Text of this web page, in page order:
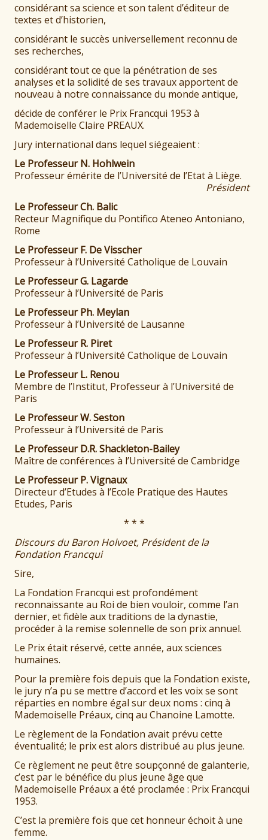
considérant sa science et son talent d’éditeur de
textes et d’historien,
considérant le succès universellement reconnu de
ses recherches,
considérant tout ce que la pénétration de ses
analyses et la solidité de ses travaux apportent de
nouveau à notre connaissance du monde antique,
décide de conférer le Prix Francqui 1953 à
Mademoiselle Claire PREAUX.
Jury international dans lequel siégeaient :
Le Professeur N. Hohlwein
Professeur émérite de l’Université de l’Etat à Liège.
Président
Le Professeur Ch. Balic
Recteur Magnifique du Pontifico Ateneo Antoniano,
Rome
Le Professeur F. De Visscher
Professeur à l’Université Catholique de Louvain
Le Professeur G. Lagarde
Professeur à l’Université de Paris
Le Professeur Ph. Meylan
Professeur à l’Université de Lausanne
Le Professeur R. Piret
Professeur à l’Université Catholique de Louvain
Le Professeur L. Renou
Membre de l’Institut, Professeur à l’Université de
Paris
Le Professeur W. Seston
Professeur à l’Université de Paris
Le Professeur D.R. Shackleton-Bailey
Maître de conférences à l’Université de Cambridge
Le Professeur P. Vignaux
Directeur d’Etudes à l’Ecole Pratique des Hautes
Etudes, Paris
* * *
Discoursdu Baron Holvoet, Président de la
Fondation Francqui
Sire,
La Fondation Francqui est profondément
reconnaissante au Roi de bien vouloir, comme l’an
dernier, et fidèle aux traditions de la dynastie,
procéder à la remise solennelle de son prix annuel.
Le Prix était réservé, cette année, aux sciences
humaines.
Pour la première fois depuis que la Fondation existe,
le jury n’a pu se mettre d’accord et les voix se sont
réparties en nombre égal sur deux noms : cinq à
Mademoiselle Préaux, cinq au Chanoine Lamotte.
Le règlement de la Fondation avait prévu cette
éventualité; le prix est alors distribué au plus jeune.
Ce règlement ne peut être soupçonné de galanterie,
c’est par le bénéfice du plus jeune âge que
Mademoiselle Préaux a été proclamée : Prix Francqui
1953.
C’est la première fois que cet honneur échoit à une
femme.